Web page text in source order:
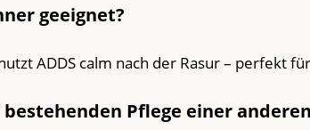
geeignet?
ADDS calm nach der Rasur – perfekt
bestehenden Pflege einer